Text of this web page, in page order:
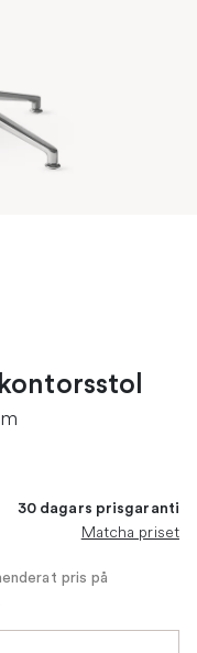
30 dagars prisgaranti
Matcha priset
pris på